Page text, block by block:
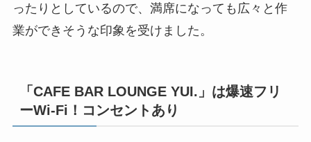
ったりとしているので、満席になっても広々と作
業ができそうな印象を受けました。
「CAFE BAR LOUNGE YUI.」は爆速フリ
ーWi-Fi！コンセントあり